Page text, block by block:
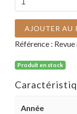
AJOUTER AU
Référence : Revue
Produit en stock
Année